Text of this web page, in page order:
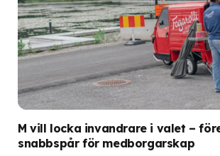
M vill locka invandrare i valet –
snabbspår för medborgarskap